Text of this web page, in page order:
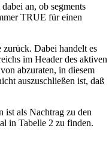
an, ob segments
TRUE für einen
zurück. Dabei handelt es
im Header des aktiven
abzuraten, in diesem
auszuschließen ist, daß
ist als Nachtrag zu den
in Tabelle 2 zu finden.